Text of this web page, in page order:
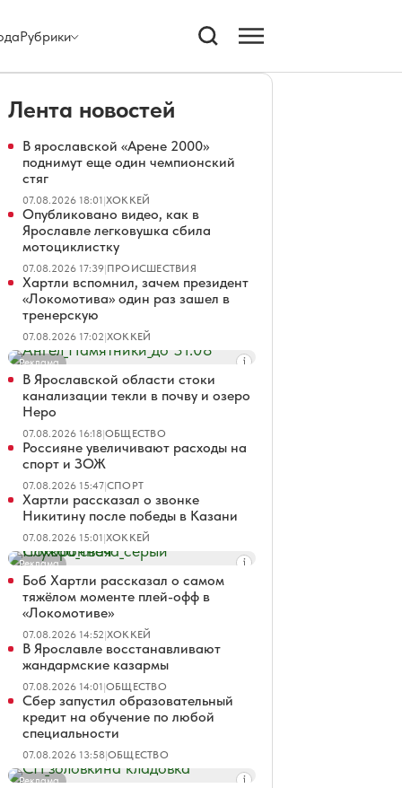
Рубрики
Лента новостей
В ярославской «Арене 2000»
поднимут еще один чемпионский
стяг
07.08.2026 18:01|ХОККЕЙ
Опубликовано видео, как в
Ярославле легковушка сбила
мотоциклистку
07.08.2026 17:39|ПРОИСШЕСТВИЯ
Хартли вспомнил, зачем президент
«Локомотива» один раз зашел в
тренерскую
07.08.2026 17:02|ХОККЕЙ
Реклама
В Ярославской области стоки
канализации текли в почву и озеро
Неро
07.08.2026 16:18|ОБЩЕСТВО
Россияне увеличивают расходы на
спорт и ЗОЖ
07.08.2026 15:47|СПОРТ
Хартли рассказал о звонке
Никитину после победы в Казани
07.08.2026 15:01|ХОККЕЙ
Реклама
Боб Хартли рассказал о самом
тяжёлом моменте плей-офф в
«Локомотиве»
07.08.2026 14:52|ХОККЕЙ
В Ярославле восстанавливают
жандармские казармы
07.08.2026 14:01|ОБЩЕСТВО
Сбер запустил образовательный
кредит на обучение по любой
специальности
07.08.2026 13:58|ОБЩЕСТВО
Реклама